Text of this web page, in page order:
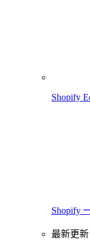
Shopify
Shopify
最新更新